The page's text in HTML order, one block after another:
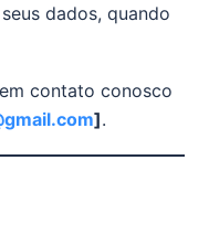
dados, quando
contato conosco
].